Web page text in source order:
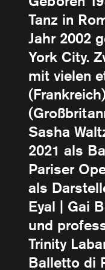
Tanz in
Jahr 2002
York City.
mit vielen
Sasha
2021 als
Pariser
als
Eyal | Gai
und
Trinity
Balletto di